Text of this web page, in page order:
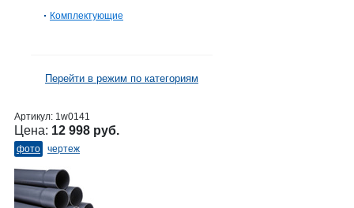
Комплектующие
Перейти в режим по категориям
Артикул: 1w0141
Цена: 12 998 руб.
фото чертеж